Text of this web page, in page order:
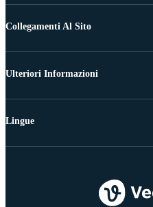
Collegamenti Al Sito
Ulteriori Informazioni
Lingue